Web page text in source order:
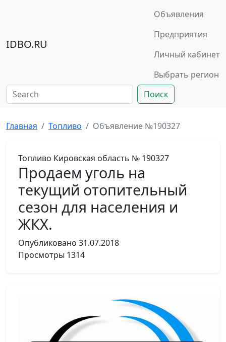
IDBO.RU
Объявления
Предприятия
Личный кабинет
Выбрать регион
Поиск
Главная Топливо Объявление №190327
Топливо Кировская область № 190327
Продаем уголь на
текущий отопительный
сезон для населения и
ЖКХ.
Опубликовано 31.07.2018
Просмотры 1314